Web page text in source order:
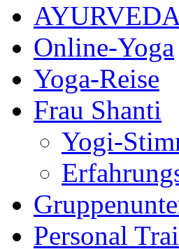
Online-Yoga
Yoga-Reise
Frau Shanti
Yogi-
Personal